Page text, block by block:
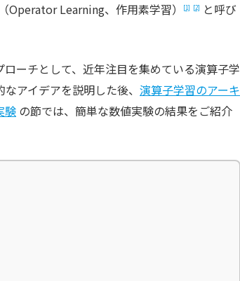
Learning、作用素学習）
[1] [2]
と呼び
ーチとして、近年注目を集めている演算子学
アイデアを説明した後、 演算子学習のアーキ
験 の節では、簡単な数値実験の結果をご紹介